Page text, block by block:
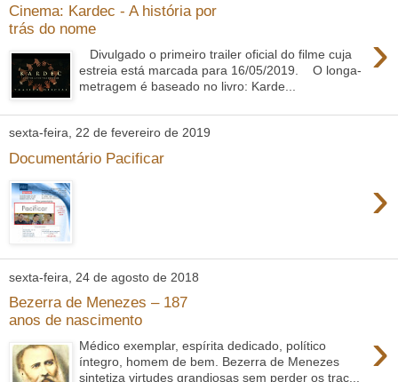
Cinema: Kardec - A história por
trás do nome
›
Divulgado o primeiro trailer oficial do filme cuja
estreia está marcada para 16/05/2019. O longa-
metragem é baseado no livro: Karde...
sexta-feira, 22 de fevereiro de 2019
Documentário Pacificar
›
sexta-feira, 24 de agosto de 2018
Bezerra de Menezes – 187
anos de nascimento
›
Médico exemplar, espírita dedicado, político
íntegro, homem de bem. Bezerra de Menezes
sintetiza virtudes grandiosas sem perder os traç...